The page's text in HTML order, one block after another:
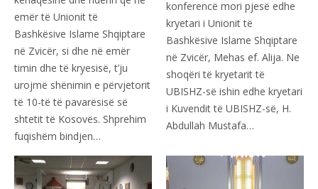
emër të Unionit të
Bashkësive Islame Shqiptare
në Zvicër, si dhe në emër
timin dhe të kryesisë, t’ju
urojmë shënimin e përvjetorit
të 10-të të pavarësisë së
shtetit të Kosovës. Shprehim
fuqishëm bindjen…
konferencë mori pjesë edhe
kryetari i Unionit të
Bashkësive Islame Shqiptare
në Zvicër, Mehas ef. Alija. Ne
shoqëri të kryetarit të
UBISHZ-së ishin edhe kryetari
i Kuvendit të UBISHZ-së, H.
Abdullah Mustafa…